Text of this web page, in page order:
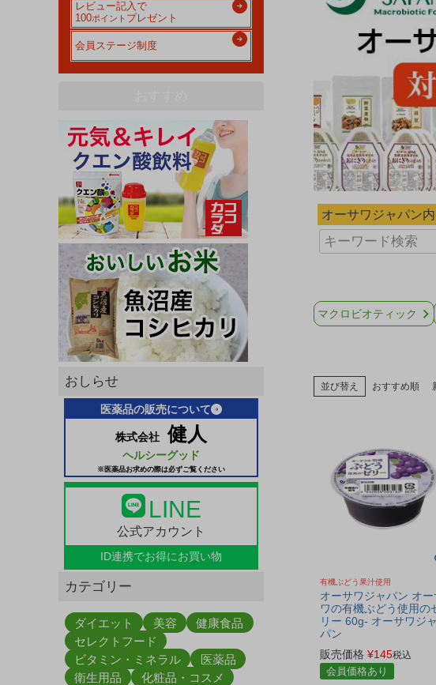
レビュー記入で
100ポイント プレゼント
会員ステージ制度
おしらせ
医薬品の販売について
株式会社 健人
ヘルシーグッド
※医薬品お求めの際は必ずご覧ください
LINE
公式アカウント
ID連携でお得にお買い物
カテゴリー
ダイエット 美容
健康食品
セレクトフード
ビタミン・ミネラル
医薬品
衛生用品
化粧品・コスメ
オーサワジャパン
マクロビオティック
並び替え おすすめ順
有機ぶどう果汁使用
オーサワジャパン オー
ワの有機ぶどう使用の
リー 60g- オーサワジャ
パン
販売価格 ¥145税込
会員価格あり